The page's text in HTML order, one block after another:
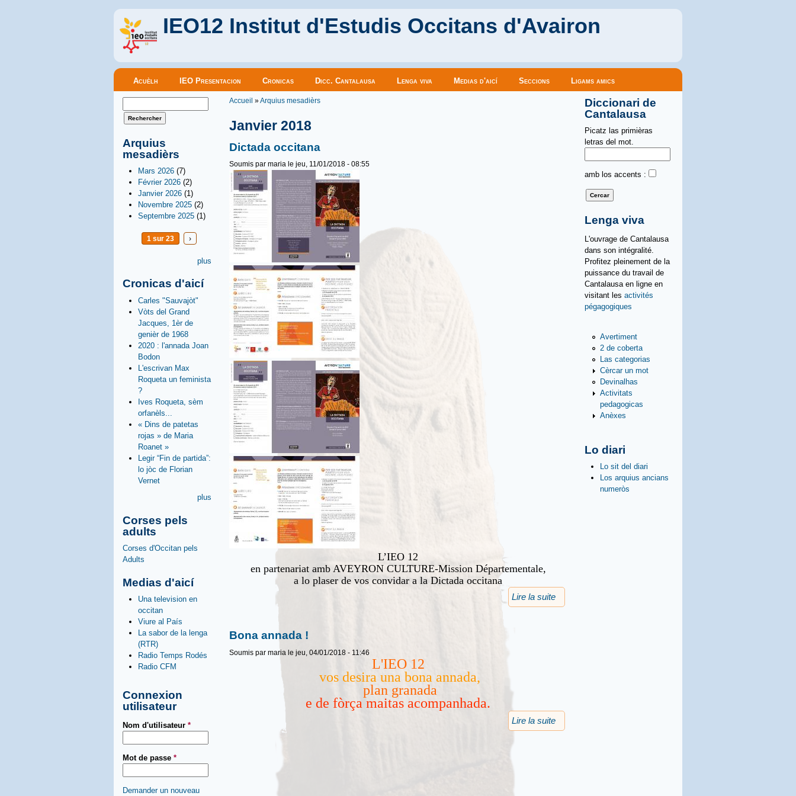
IEO12 Institut d'Estudis Occitans d'Avairon
Menu principal
Acuèlh IEO Presentacion Cronicas Dicc. Cantalausa Lenga viva Medias d'aicí Seccions Ligams amics
Formulaire de recherche
Arquius
mesadièrs
Mars 2026 (7)
Février 2026 (2)
Janvier 2026 (1)
Novembre 2025 (2)
Septembre 2025 (1)
1 sur 23 ›
plus
Cronicas d'aicí
Carles "Sauvajòt"
Vòts del Grand
Jacques, 1èr de
genièr de 1968
2020 : l'annada Joan
Bodon
L'escrivan Max
Roqueta un feminista
?
Ives Roqueta, sèm
orfanèls...
« Dins de patetas
rojas » de Maria
Roanet »
Legir “Fin de partida”:
lo jòc de Florian
Vernet
plus
Corses pels
adults
Corses d'Occitan pels
Adults
Medias d'aicí
Una television en
occitan
Viure al País
La sabor de la lenga
(RTR)
Radio Temps Rodés
Radio CFM
Connexion
utilisateur
Nom d'utilisateur *
Mot de passe *
Demander un nouveau
Vous êtes ici
Accueil »Arquius mesadièrs
Janvier 2018
Dictada occitana
Soumis par maria le jeu, 11/01/2018 - 08:55
L’IEO 12
en partenariat amb AVEYRON CULTURE-Mission Départementale,
a lo plaser de vos convidar a la Dictada occitana
Lire la suite
Bona annada !
Soumis par maria le jeu, 04/01/2018 - 11:46
L'IEO 12
vos desira una bona annada,
plan granada
e de fòrça maitas acompanhada.
Lire la suite
Diccionari de
Cantalausa
Picatz las primièras
letras del mot.
amb los accents :
Lenga viva
L'ouvrage de Cantalausa
dans son intégralité.
Profitez pleinement de la
puissance du travail de
Cantalausa en ligne en
visitant les activités
pégagogiques
Avertiment
2 de coberta
Las categorias
Cèrcar un mot
Devinalhas
Activitats
pedagogicas
Anèxes
Lo diari
Lo sit del diari
Los arquius ancians
numeròs